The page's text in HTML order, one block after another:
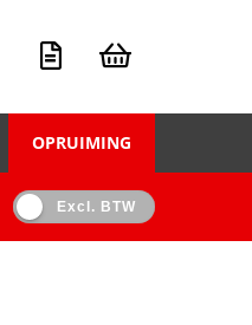
OPRUIMING
Excl. BTW